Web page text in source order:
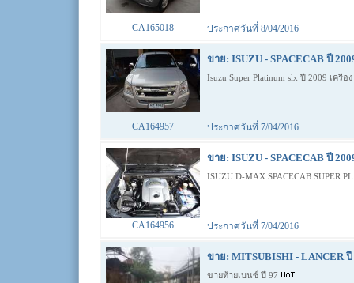
CA165018 ประกาศวันที่ 8/04/2016
ขาย: ISUZU - SPACECAB ปี
Isuzu Super Platinum slx ปี 2009 เครื่อ
CA164957 ประกาศวันที่ 7/04/2016
ขาย: ISUZU - SPACECAB ปี
ISUZU D-MAX SPACECAB SUPER
CA164956 ประกาศวันที่ 7/04/2016
ขาย: MITSUBISHI - LANCER ปี
ขายท้ายเบนซ์ ปี 97